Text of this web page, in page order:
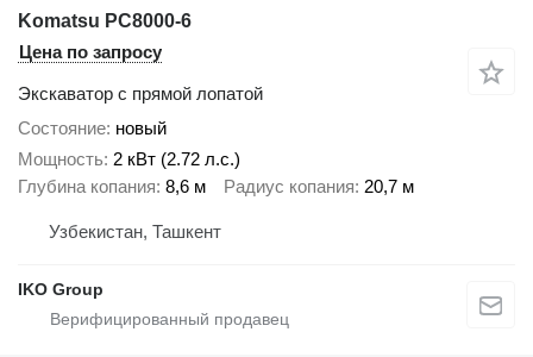
Komatsu PC8000-6
Цена по запросу
Экскаватор с прямой лопатой
Состояние новый
Мощность 2 кВт (2.72 л.с.)
Глубина копания 8,6 м Радиус копания 20,7 м
Узбекистан, Ташкент
IKO Group